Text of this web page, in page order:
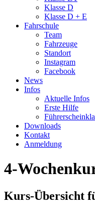
Klasse D
Klasse D + E
Fahrschule
Team
Fahrzeuge
Standort
Instagram
Facebook
News
Infos
Aktuelle Infos
Erste Hilfe
Downloads
Kontakt
Anmeldung
4-
Kurs-Übersicht